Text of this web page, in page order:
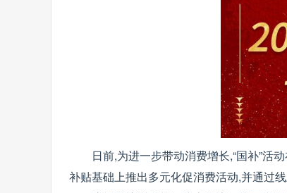
日前,为进一步带动消费增长,“国补”活
补贴基础上推出多元化促消费活动,并通过